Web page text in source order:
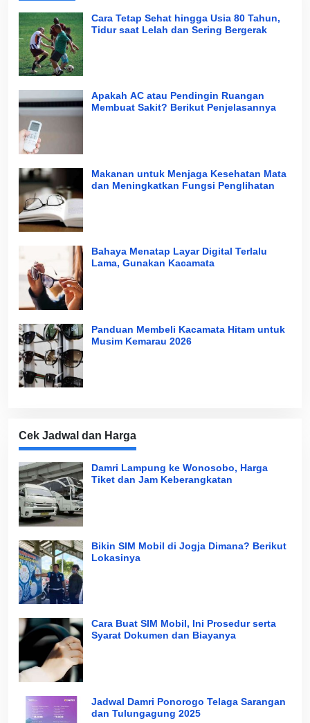
Cara Tetap Sehat hingga Usia 80 Tahun,
Tidur saat Lelah dan Sering Bergerak
Apakah AC atau Pendingin Ruangan
Membuat Sakit? Berikut Penjelasannya
Makanan untuk Menjaga Kesehatan Mata
dan Meningkatkan Fungsi Penglihatan
Bahaya Menatap Layar Digital Terlalu
Lama, Gunakan Kacamata
Panduan Membeli Kacamata Hitam untuk
Musim Kemarau 2026
Cek Jadwal dan Harga
Damri Lampung ke Wonosobo, Harga
Tiket dan Jam Keberangkatan
Bikin SIM Mobil di Jogja Dimana? Berikut
Lokasinya
Cara Buat SIM Mobil, Ini Prosedur serta
Syarat Dokumen dan Biayanya
Jadwal Damri Ponorogo Telaga Sarangan
dan Tulungagung 2025